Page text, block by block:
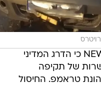
רויטרס
NEWS כי הדרג המדיני
של תקיפה
טראמפ. החיסול